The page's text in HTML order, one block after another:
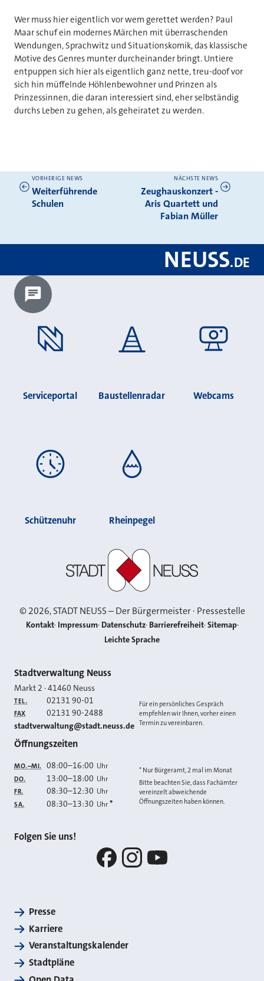
Wer muss hier eigentlich vor wem gerettet werden? Paul
Maar schuf ein modernes Märchen mit überraschenden
Wendungen, Sprachwitz und Situationskomik, das klassische
Motive des Genres munter durcheinander bringt. Untiere
entpuppen sich hier als eigentlich ganz nette, treu-doof vor
sich hin müffelnde Höhlenbewohner und Prinzen als
Prinzessinnen, die daran interessiert sind, eher selbständig
durchs Leben zu gehen, als geheiratet zu werden.
Weitere News
VORHERIGE NEWS
Weiterführende
Schulen
NÄCHSTE NEWS
Zeughauskonzert -
Aris Quartett und
Fabian Müller
NEUSS.DE
Chatbot laden?
Serviceportal Baustellenradar Webcams
Schützenuhr Rheinpegel
©2026, STADT NEUSS – Der Bürgermeister · Pressestelle
Kontakt Impressum Datenschutz Barrierefreiheit Sitemap
Leichte Sprache
Kontakt
Stadtverwaltung Neuss
Markt 2 ·41460 Neuss
TEL. 02131 90-01
FAX 02131 90-2488
E-MAIL
stadtverwaltung@stadt.neuss.de
Für ein persönliches Gespräch
empfehlen wir Ihnen, vorher einen
Termin zu vereinbaren.
Öffnungszeiten
MO.–MI. 08:00–16:00 Uhr
DO. 13:00–18:00 Uhr
FR. 08:30–12:30 Uhr
SA. 08:30–13:30 Uhr *
* Nur Bürgeramt, 2 mal im Monat
Bitte beachten Sie, dass Fachämter
vereinzelt abweichende
Öffnungszeiten haben können.
Folgen Sie uns!
Presse
Karriere
Veranstaltungskalender
Stadtpläne